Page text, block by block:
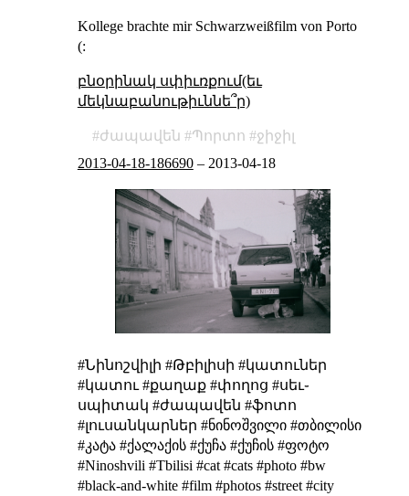
Kollege brachte mir Schwarzweißfilm von Porto
(:
բնօրինակ սփիւռքում(եւ
մեկնաբանութիւննե՞ր)
ժապավեն Պորտո
ջիջիլ
2013-04-18-186690– 2013-04-18
#Նինոշվիլի #Թբիլիսի #կատուներ
#կատու #քաղաք #փողոց #սեւ֊
սպիտակ #ժապավեն #ֆոտո
#լուսանկարներ #ნინოშვილი #თბილისი
#კატა #ქალაქის #ქუჩა #ქუჩის #ფოტო
#Ninoshvili #Tbilisi #cat #cats #photo #bw
#black-and-white #film #photos #street #city